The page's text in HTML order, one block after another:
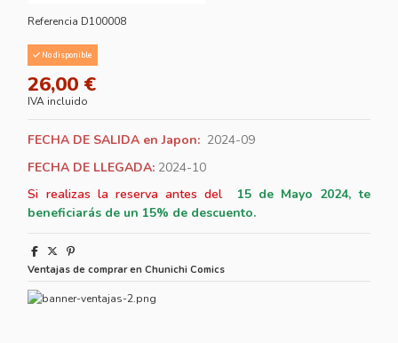
Referencia D100008
No disponible
26,00 €
IVA incluido
FECHA DE SALIDA en Japon: 2024-09
FECHA DE LLEGADA: 2024-10
Si realizas la reserva antes del
15 de Mayo 2024, te
beneficiarás de un 15% de descuento.
Ventajas de comprar en Chunichi Comics